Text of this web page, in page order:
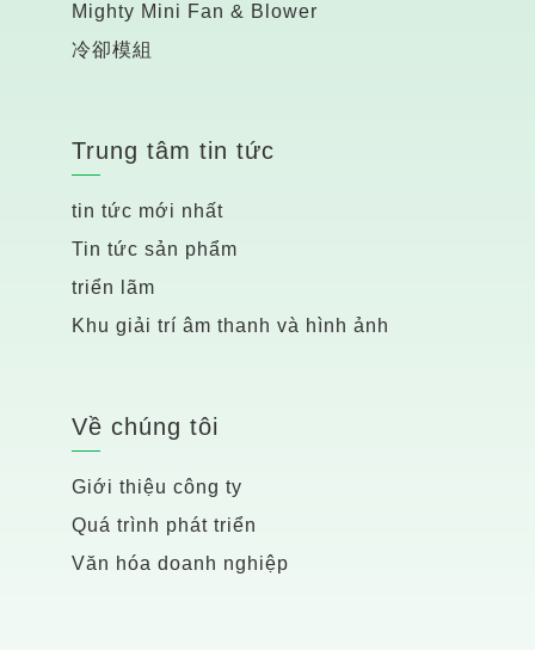
Mighty Mini Fan & Blower
冷卻模組
Trung tâm tin tức
tin tức mới nhất
Tin tức sản phẩm
triển lãm
Khu giải trí âm thanh và hình ảnh
Về chúng tôi
Giới thiệu công ty
Quá trình phát triển
Văn hóa doanh nghiệp